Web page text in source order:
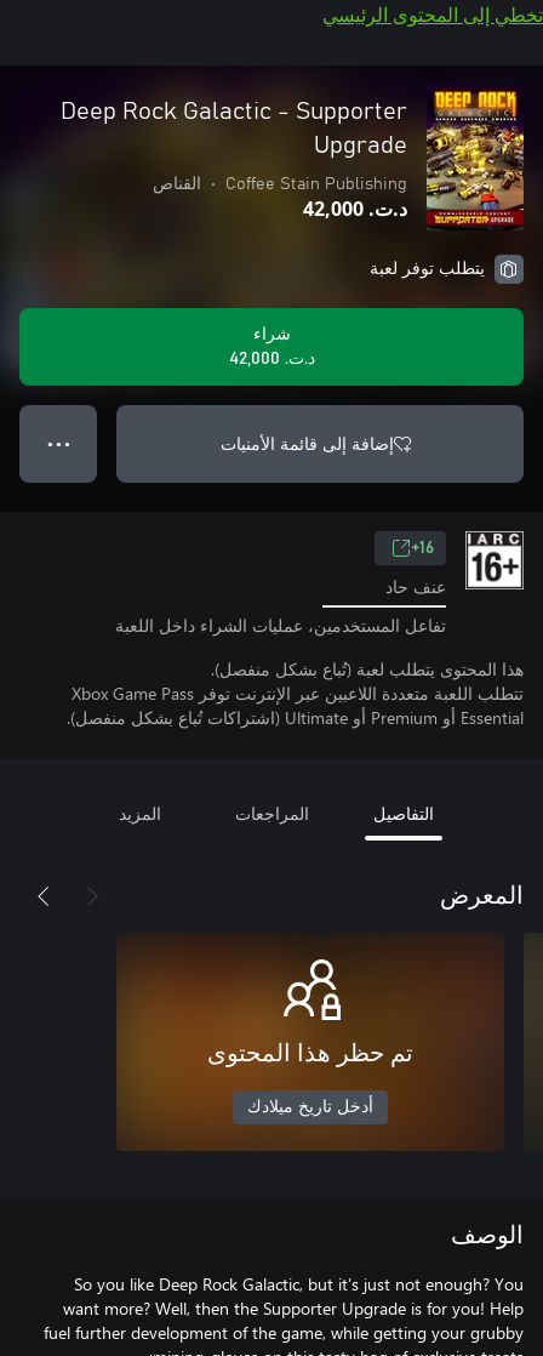
تخطي إلى المحتوى الرئيسي
Deep Rock Galactic - Supporter
Upgrade
Coffee Stain Publishing
• القناص
د.ت.‏ 42,000
يتطلب توفر لعبة
شراء
د.ت.‏ 42,000
إضافة إلى قائمة الأمنيات ● ● ●
16+
عنف حاد
تفاعل المستخدمين، عمليات الشراء داخل اللعبة
هذا المحتوى يتطلب لعبة (تُباع بشكل منفصل).
تتطلب اللعبة متعددة اللاعبين عبر الإنترنت توفر Xbox Game Pass
Essential أو Premium أو Ultimate (اشتراكات تُباع بشكل منفصل).
التفاصيل المراجعات المزيد
المعرض
تم حظر هذا المحتوى
أدخل تاريخ ميلادك
الوصف
So you like Deep Rock Galactic, but it’s just not enough? You
want more? Well, then the Supporter Upgrade is for you! Help
fuel further development of the game, while getting your grubby